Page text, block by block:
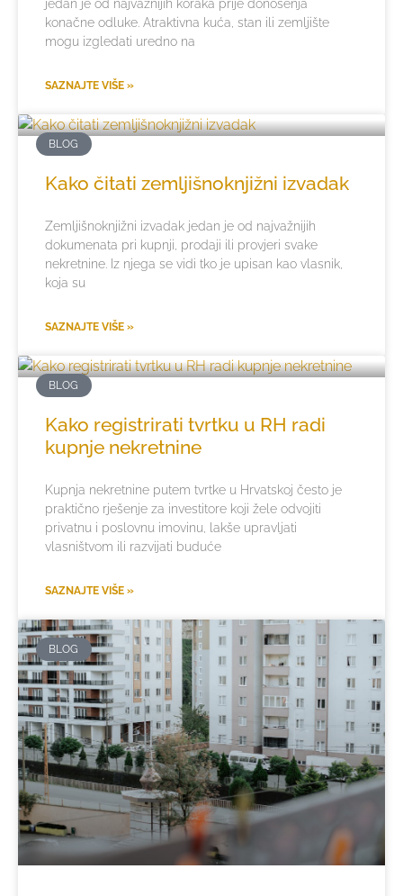
jedan je od najvažnijih koraka prije donošenja
konačne odluke. Atraktivna kuća, stan ili zemljište
mogu izgledati uredno na
SAZNAJTE VIŠE »
BLOG
Kako čitati zemljišnoknjižni izvadak
Zemljišnoknjižni izvadak jedan je od najvažnijih
dokumenata pri kupnji, prodaji ili provjeri svake
nekretnine. Iz njega se vidi tko je upisan kao vlasnik,
koja su
SAZNAJTE VIŠE »
BLOG
Kako registrirati tvrtku u RH radi
kupnje nekretnine
Kupnja nekretnine putem tvrtke u Hrvatskoj često je
praktično rješenje za investitore koji žele odvojiti
privatnu i poslovnu imovinu, lakše upravljati
vlasništvom ili razvijati buduće
SAZNAJTE VIŠE »
BLOG